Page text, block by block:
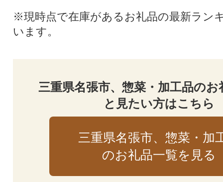
※現時点で在庫があるお礼品の最新ラン
います。
三重県名張市、惣菜・加工品の
と見たい方はこちら
三重県名張市、惣菜・加
のお礼品一覧を見る